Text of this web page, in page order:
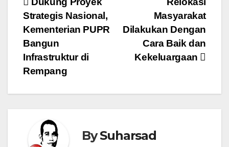
Navigasi
pos
Masyarakat
Dilakukan Dengan
Cara Baik dan
Kekeluargaan
Strategis Nasional,
Kementerian PUPR
Bangun
Infrastruktur di
Rempang
BySuharsad